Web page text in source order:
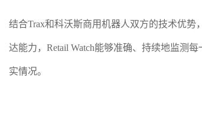
结合Trax和科沃斯商用机器人双方的技术优势
达能力，Retail Watch能够准确、持续地监测
实情况。